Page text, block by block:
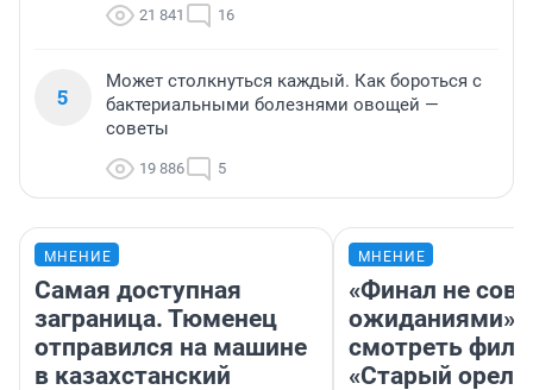
21 841 16
5
Может столкнуться каждый. Как бороться с
бактериальными болезнями овощей —
советы
19 886 5
МНЕНИЕ
Самая доступная
заграница. Тюменец
отправился на машине
в казахстанский
МНЕНИЕ
«Финал не
ожиданиями»:
смотреть
«Старый орел»